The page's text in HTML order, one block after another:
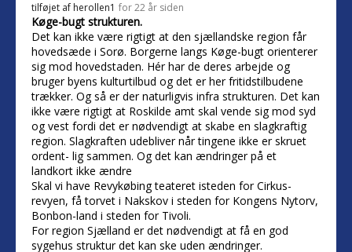
tilføjet af herollen1 for 22 år siden
Køge-bugt strukturen.
Det kan ikke være rigtigt at den sjællandske region får
hovedsæde i Sorø. Borgerne langs Køge-bugt orienterer
sig mod hovedstaden. Hér har de deres arbejde og
bruger byens kulturtilbud og det er her fritidstilbudene
trækker. Og så er der naturligvis infra strukturen. Det kan
ikke være rigtigt at Roskilde amt skal vende sig mod syd
og vest fordi det er nødvendigt at skabe en slagkraftig
region. Slagkraften udebliver når tingene ikke er skruet
ordent- lig sammen. Og det kan ændringer på et
landkort ikke ændre
Skal vi have Revykøbing teateret isteden for Cirkus-
revyen, få torvet i Nakskov i steden for Kongens Nytorv,
Bonbon-land i steden for Tivoli.
For region Sjælland er det nødvendigt at få en god
sygehus struktur det kan ske uden ændringer.